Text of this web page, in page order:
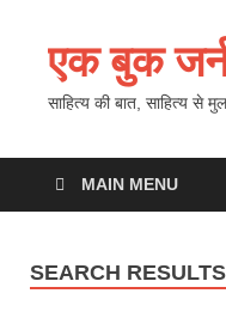
एक बुक
साहित्य की बात, साहित्य से
MAIN MENU
SEARCH